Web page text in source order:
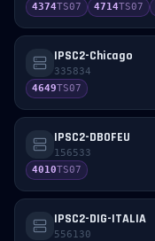
4374TS07 4714TS07
IPSC2-Chicago
335834
4649TS07
IPSC2-DB0FEU
156533
4010TS07
IPSC2-DIG-ITALIA
556130